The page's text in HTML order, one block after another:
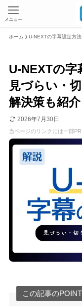
メニュー
ホーム U-NEXTの字幕設定方
U-NEXTの字
見づらい・
解決策も紹介
2026年7月30日
当ページのリンクには一部PR
この記事のPOINT